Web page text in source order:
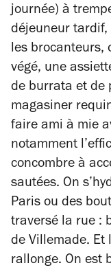
journée) à
déjeuneur tardif,
les brocanteurs,
végé, une
de burrata et de
magasiner
faire ami à mie
notamment
concombre à
sautées. On
Paris ou des
traversé la rue :
de Villemade. Et
rallonge. On est